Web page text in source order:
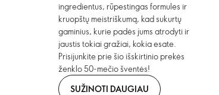
ingredientus, rūpestingas formules ir
kruopštų meistriškumą, kad sukurtų
gaminius, kurie padės jums atrodyti ir
jaustis tokiai gražiai, kokia esate.
Prisijunkite prie šio išskirtinio prekės
ženklo 50-mečio šventės!
SUŽINOTI DAUGIAU